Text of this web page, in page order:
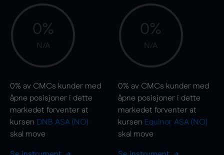
0%
N/A
0% av CMCs kunder med
åpne posisjoner i dette
markedet forventer at
kursen DNB ASA (NO)
skal move
0%
N/A
0% av CMCs kunder med
åpne posisjoner i dette
markedet forventer at
kursen Equinor ASA (NO)
skal move